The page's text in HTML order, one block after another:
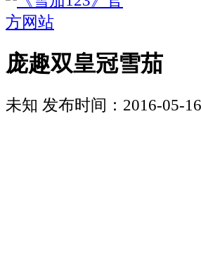
庞趣双皇冠雪茄
未知 发布时间： 2016-05-